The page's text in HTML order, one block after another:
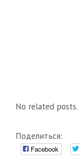
No related posts.
Поделиться:
Facebook